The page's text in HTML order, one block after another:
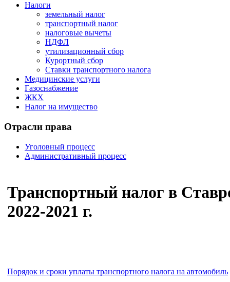
Налоги
земельный налог
транспортный налог
налоговые вычеты
НДФЛ
утилизационный сбор
Курортный сбор
Ставки транспортного налога
Медицинские услуги
Газоснабжение
ЖКХ
Налог на имущество
Отрасли права
Уголовный процесс
Административный процесс
Транспортный налог в
2022-2021 г.
Порядок и сроки уплаты транспортного налога на автомобиль